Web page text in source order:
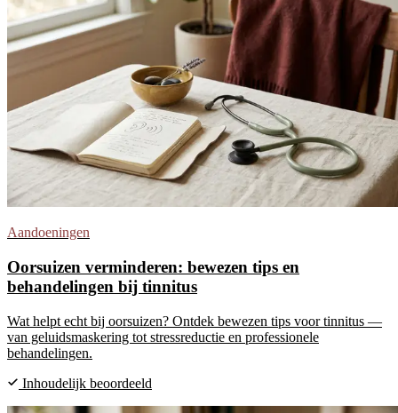
Aandoeningen
Oorsuizen verminderen: bewezen tips en
behandelingen bij tinnitus
Wat helpt echt bij oorsuizen? Ontdek bewezen tips voor tinnitus —
van geluidsmaskering tot stressreductie en professionele
behandelingen.
Inhoudelijk beoordeeld